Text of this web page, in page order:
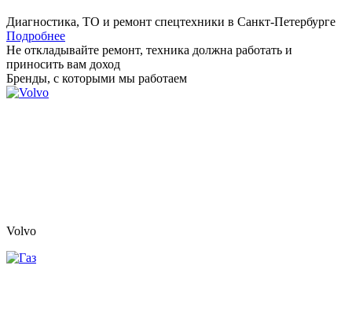
Диагностика, ТО и ремонт спецтехники в Санкт-Петербурге
Подробнее
Не откладывайте ремонт, техника должна работать и
приносить вам доход
Бренды, с которыми мы работаем
Volvo